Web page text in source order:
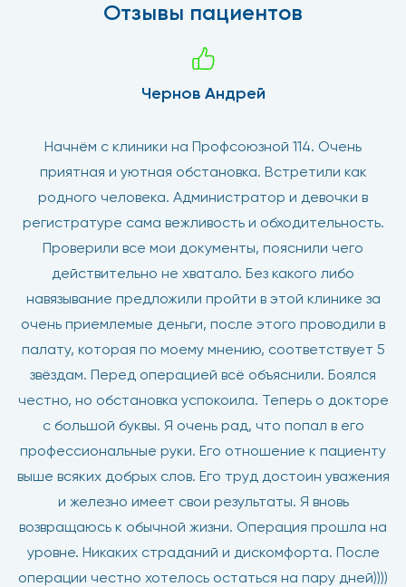
Отзывы пациентов
Чернов Андрей
Начнём с клиники на Профсоюзной 114. Очень
приятная и уютная обстановка. Встретили как
родного человека. Администратор и девочки в
регистратуре сама вежливость и обходительность.
Проверили все мои документы, пояснили чего
действительно не хватало. Без какого либо
навязывание предложили пройти в этой клинике за
очень приемлемые деньги, после этого проводили в
палату, которая по моему мнению, соответствует 5
звёздам. Перед операцией всё объяснили. Боялся
честно, но обстановка успокоила. Теперь о докторе
с большой буквы. Я очень рад, что попал в его
профессиональные руки. Его отношение к пациенту
выше всяких добрых слов. Его труд достоин уважения
и железно имеет свои результаты. Я вновь
возвращаюсь к обычной жизни. Операция прошла на
уровне. Никаких страданий и дискомфорта. После
операции честно хотелось остаться на пару дней))))